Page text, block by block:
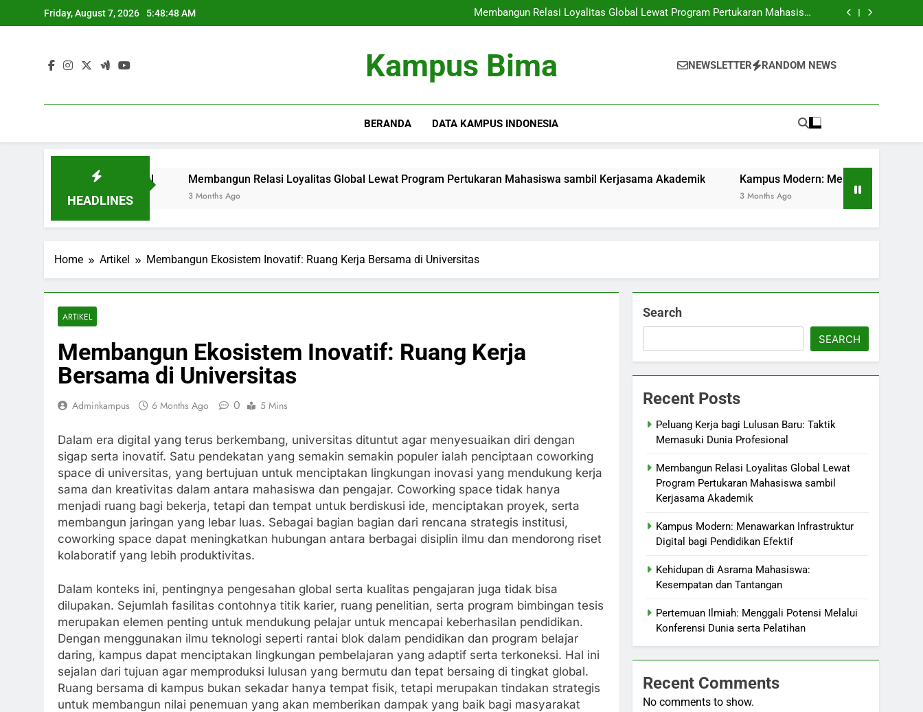
to
Friday, August 7, 2026 5:48:49 AM
Membangun Relasi Loyalitas Global Lewat Program Pertukaran Mahasiswa
sambil Kerjasama Akademik
Kampus Modern: Menawarkan Infrastruktur Digital bagi Pendidikan Efektif
Membangun Relasi Loyalitas Global Lewat Program Pertukaran Mahasiswa
sambil Kerjasama Akademik
Kampus Modern: Menawarkan Infrastruktur Digital bagi Pendidikan Efektif
Kampus Bima NEWSLETTER RANDOM NEWS
BERANDA DATA KAMPUS INDONESIA
HEADLINES
Membangun Relasi Loyalitas Global Lewat Program Pertukaran Mahasiswa sambil Kerjasama Akademik
3 Months Ago
Kampus Modern: Menawarkan Infrastruktur
Home Artikel Membangun Ekosistem Inovatif: Ruang Kerja Bersama di Universitas
ARTIKEL
Membangun Ekosistem Inovatif: Ruang Kerja
Bersama di Universitas
Adminkampus 6 Months Ago 0 5 Mins
Dalam era digital yang terus berkembang, universitas dituntut agar menyesuaikan diri dengan
sigap serta inovatif. Satu pendekatan yang semakin semakin populer ialah penciptaan coworking
space di universitas, yang bertujuan untuk menciptakan lingkungan inovasi yang mendukung kerja
sama dan kreativitas dalam antara mahasiswa dan pengajar. Coworking space tidak hanya
menjadi ruang bagi bekerja, tetapi dan tempat untuk berdiskusi ide, menciptakan proyek, serta
membangun jaringan yang lebar luas. Sebagai bagian bagian dari rencana strategis institusi,
coworking space dapat meningkatkan hubungan antara berbagai disiplin ilmu dan mendorong riset
kolaboratif yang lebih produktivitas.
Dalam konteks ini, pentingnya pengesahan global serta kualitas pengajaran juga tidak bisa
dilupakan. Sejumlah fasilitas contohnya titik karier, ruang penelitian, serta program bimbingan tesis
merupakan elemen penting untuk mendukung pelajar untuk mencapai keberhasilan pendidikan.
Dengan menggunakan ilmu teknologi seperti rantai blok dalam pendidikan dan program belajar
daring, kampus dapat menciptakan lingkungan pembelajaran yang adaptif serta terkoneksi. Hal ini
sejalan dari tujuan agar memproduksi lulusan yang bermutu dan tepat bersaing di tingkat global.
Ruang bersama di kampus bukan sekadar hanya tempat fisik, tetapi merupakan tindakan strategis
untuk membangun nilai penemuan yang akan memberikan dampak yang baik bagi masyarakat
Search
SEARCH
Recent Posts
Peluang Kerja bagi Lulusan Baru: Taktik
Memasuki Dunia Profesional
Membangun Relasi Loyalitas Global Lewat
Program Pertukaran Mahasiswa sambil
Kerjasama Akademik
Kampus Modern: Menawarkan Infrastruktur
Digital bagi Pendidikan Efektif
Kehidupan di Asrama Mahasiswa:
Kesempatan dan Tantangan
Pertemuan Ilmiah: Menggali Potensi Melalui
Konferensi Dunia serta Pelatihan
Recent Comments
No comments to show.